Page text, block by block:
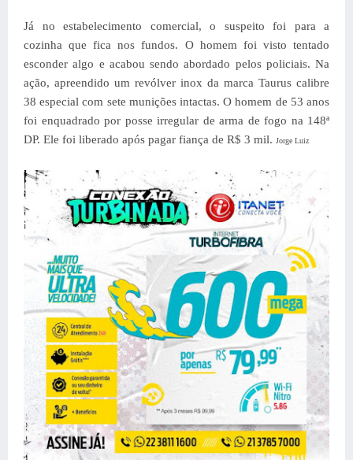
Já no estabelecimento comercial, o suspeito foi para a
cozinha que fica nos fundos. O homem foi visto tentado
esconder algo e acabou sendo abordado pelos policiais. Na
ação, apreendido um revólver inox da marca Taurus calibre
38 especial com sete munições intactas.O homem de 53 anos
foi enquadrado por posse irregular de arma de fogo na 148ª
DP. Ele foi liberado após pagar fiança de R$ 3 mil. Jorge Luiz